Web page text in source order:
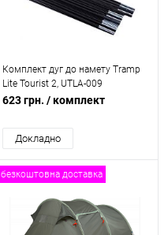
Комплект дуг до намету Tramp
Lite Tourist 2, UTLA-009
623 грн. / комплект
Докладно
безкоштовна доставка